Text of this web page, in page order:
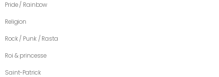
Pride / Rainbow
Religion
Rock / Punk / Rasta
Roi & princesse
Saint-Patrick